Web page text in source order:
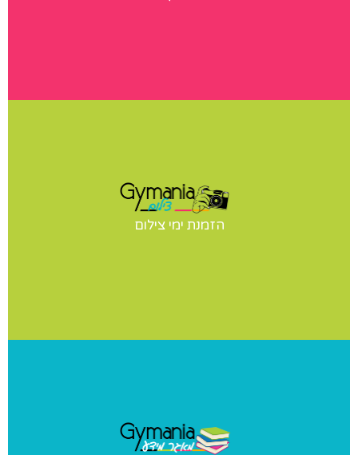
הזמנת ימי צילום
ימי צילום
יש לכם תחרות? הופעה? מעוניינים בצילומי סטודיו לנבחרת
פרוייקטים ומאגר מידע